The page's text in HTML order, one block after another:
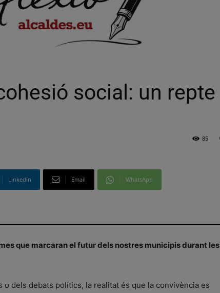
social: un repte
85
Linkedin Email WhatsApp
que marcaran el futur dels nostres municipis durant les
dels debats polítics, la realitat és que la convivència es